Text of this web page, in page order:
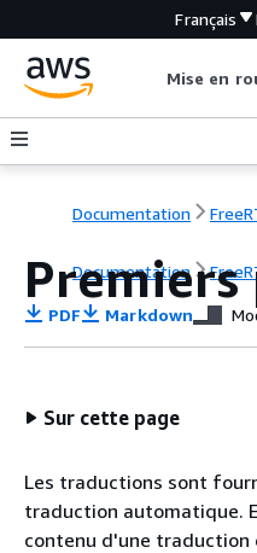
Français
Mise en
Documentation
Documentation
Premiers
PDF Markdown
Sur cette page
Les traductions sont
traduction automatique.
contenu d'une traduction